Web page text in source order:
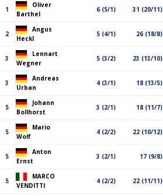
1
Oliver
Barthel
6 (5/1) 31 (20/11)
2
Angus
Heckl
5 (4/1) 26 (18/8)
3
Lennart
Wegner
5 (3/2) 23 (13/10)
3
Andreas
Urban
4 (3/1) 18 (13/5)
5
Johann
Bollhorst
3 (2/1) 18 (11/7)
5
Mario
Wolf
4 (2/2) 22 (10/12)
5
Anton
Ernst
3 (2/1) 17 (9/8)
5
MARCO
VENDITTI
4 (2/2) 22 (11/11)